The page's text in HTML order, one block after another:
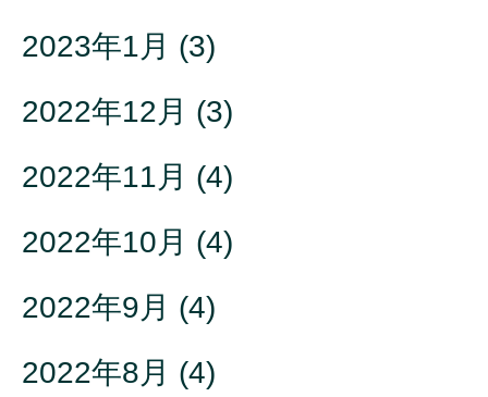
2023年1月 (3)
2022年12月 (3)
2022年11月 (4)
2022年10月 (4)
2022年9月 (4)
2022年8月 (4)